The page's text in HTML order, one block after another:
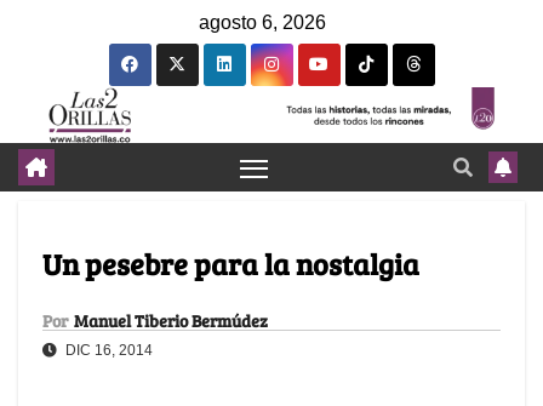
agosto 6, 2026
Un pesebre para la nostalgia
Por Manuel Tiberio Bermúdez
DIC 16, 2014